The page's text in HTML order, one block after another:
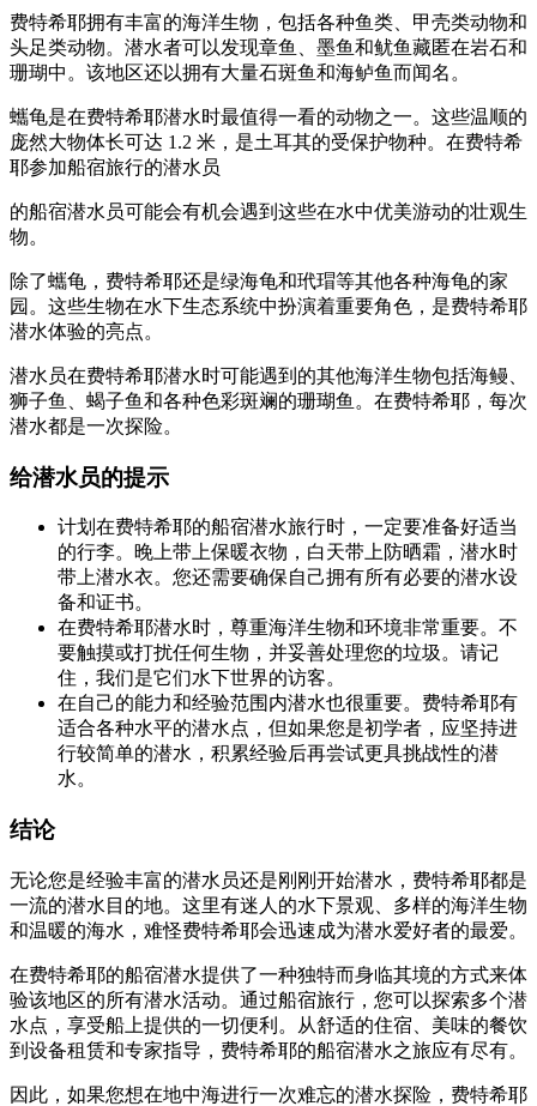
费特希耶拥有丰富的海洋生物，包括各种鱼类、甲壳类动物和
头足类动物。潜水者可以发现章鱼、墨鱼和鱿鱼藏匿在岩石和
珊瑚中。该地区还以拥有大量石斑鱼和海鲈鱼而闻名。
蠵龟是在费特希耶潜水时最值得一看的动物之一。这些温顺的
庞然大物体长可达 1.2 米，是土耳其的受保护物种。在费特希
耶参加船宿旅行的潜水员
的船宿潜水员可能会有机会遇到这些在水中优美游动的壮观生
物。
除了蠵龟，费特希耶还是绿海龟和玳瑁等其他各种海龟的家
园。这些生物在水下生态系统中扮演着重要角色，是费特希耶
潜水体验的亮点。
潜水员在费特希耶潜水时可能遇到的其他海洋生物包括海鳗、
狮子鱼、蝎子鱼和各种色彩斑斓的珊瑚鱼。在费特希耶，每次
潜水都是一次探险。
给潜水员的提示
计划在费特希耶的船宿潜水旅行时，一定要准备好适当
的行李。晚上带上保暖衣物，白天带上防晒霜，潜水时
带上潜水衣。您还需要确保自己拥有所有必要的潜水设
备和证书。
在费特希耶潜水时，尊重海洋生物和环境非常重要。不
要触摸或打扰任何生物，并妥善处理您的垃圾。请记
住，我们是它们水下世界的访客。
在自己的能力和经验范围内潜水也很重要。费特希耶有
适合各种水平的潜水点，但如果您是初学者，应坚持进
行较简单的潜水，积累经验后再尝试更具挑战性的潜
水。
结论
无论您是经验丰富的潜水员还是刚刚开始潜水，费特希耶都是
一流的潜水目的地。这里有迷人的水下景观、多样的海洋生物
和温暖的海水，难怪费特希耶会迅速成为潜水爱好者的最爱。
在费特希耶的船宿潜水提供了一种独特而身临其境的方式来体
验该地区的所有潜水活动。通过船宿旅行，您可以探索多个潜
水点，享受船上提供的一切便利。从舒适的住宿、美味的餐饮
到设备租赁和专家指导，费特希耶的船宿潜水之旅应有尽有。
因此，如果您想在地中海进行一次难忘的潜水探险，费特希耶